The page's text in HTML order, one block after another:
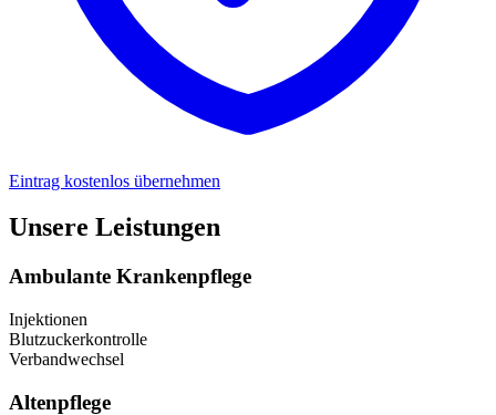
Eintrag kostenlos übernehmen
Unsere Leistungen
Ambulante Krankenpflege
Injektionen
Blutzuckerkontrolle
Verbandwechsel
Altenpflege